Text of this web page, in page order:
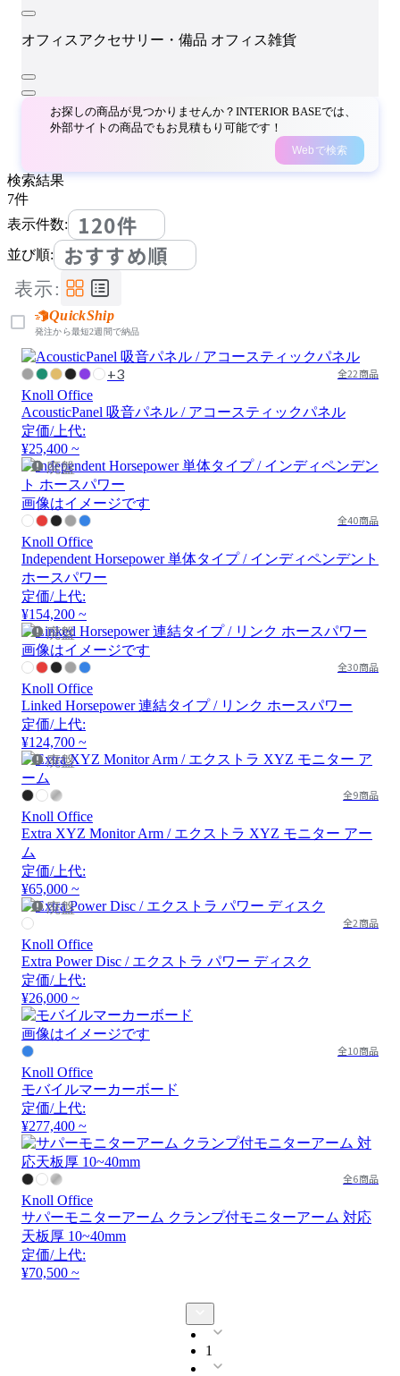
オフィスアクセサリー・備品 オフィス雑貨
お探しの商品が見つかりませんか？INTERIOR BASEでは、
外部サイトの商品でもお見積もり可能です！
Webで検索
検索結果
7件
表示件数:
120件
並び順: おすすめ順
表示:
QuickShip
発注から最短2週間で納品
+3 全22商品
Knoll Office
AcousticPanel 吸音パネル / アコースティックパネル
定価/上代:
¥25,400 ~
廃盤
画像はイメージです
全40商品
Knoll Office
Independent Horsepower 単体タイプ / インディペンデント
ホースパワー
定価/上代:
¥154,200 ~
廃盤
画像はイメージです
全30商品
Knoll Office
Linked Horsepower 連結タイプ / リンク ホースパワー
定価/上代:
¥124,700 ~
廃盤
全9商品
Knoll Office
Extra XYZ Monitor Arm / エクストラ XYZ モニター アー
ム
定価/上代:
¥65,000 ~
廃盤
全2商品
Knoll Office
Extra Power Disc / エクストラ パワー ディスク
定価/上代:
¥26,000 ~
画像はイメージです
全10商品
Knoll Office
モバイルマーカーボード
定価/上代:
¥277,400 ~
全6商品
Knoll Office
サパーモニターアーム クランプ付モニターアーム 対応
天板厚 10~40mm
定価/上代:
¥70,500 ~
1